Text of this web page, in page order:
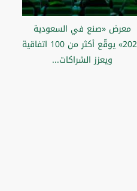
معرض «صنع في السعودية
2025» يوقّع أكثر من 100 اتفاقية
ويعزز الشراكات...